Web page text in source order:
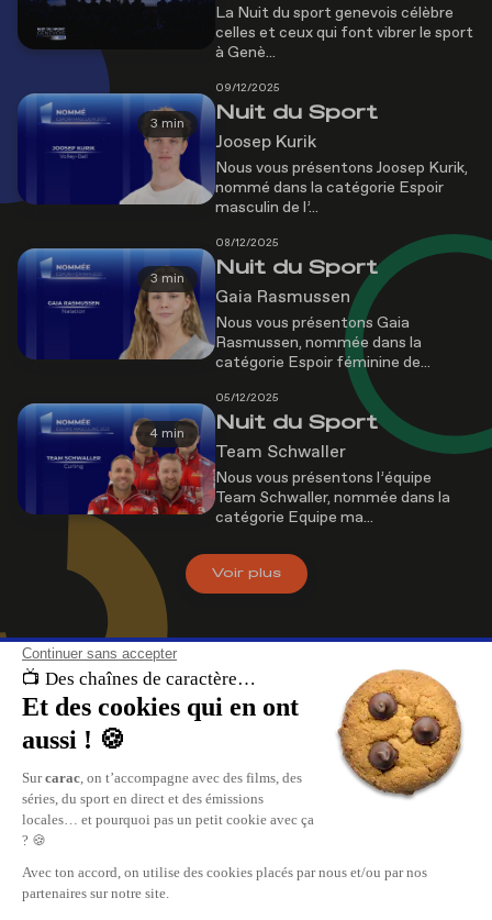
La Nuit du sport genevois célèbre
celles et ceux qui font vibrer le sport
à Genè...
3 min
09/12/2025
Nuit du Sport
Joosep Kurik
Nous vous présentons Joosep Kurik,
nommé dans la catégorie Espoir
masculin de l’...
3 min
08/12/2025
Nuit du Sport
Gaia Rasmussen
Nous vous présentons Gaia
Rasmussen, nommée dans la
catégorie Espoir féminine de...
4 min
05/12/2025
Nuit du Sport
Team Schwaller
Nous vous présentons l’équipe
Team Schwaller, nommée dans la
catégorie Equipe ma...
Voirplus
À propos de nous
carac , les chaînes de caractère. Retrouvez le meilleur du divertissement,
Replay de vos émissions favorites, reportages, cinéma, tout ce qui se
en Suisse Romande est sur carac.tv.
carac, les plus grandes chaînes privées TV de Suisse Romande.
Nous contacter
Carac Media SA
Publicité